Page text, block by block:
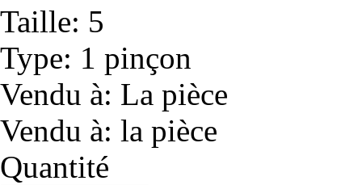
Taille: 5
Type: 1 pinçon
Vendu à: La pièce
Vendu à: la pièce
Quantité